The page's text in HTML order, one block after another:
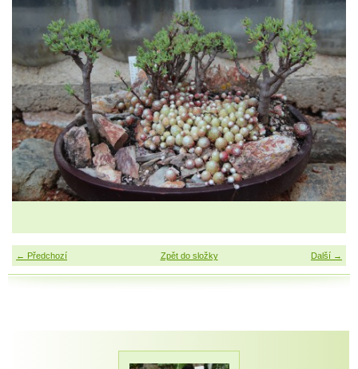
← Předchozí Další →
Zpět do složky